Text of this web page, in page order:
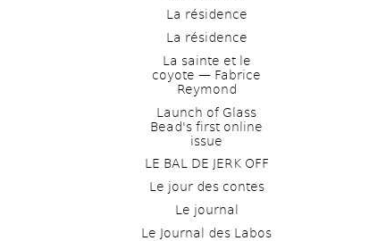
La résidence
La résidence
La sainte et le
coyote — Fabrice
Reymond
Launch of Glass
Bead's first online
issue
LE BAL DE JERK OFF
Le jour des contes
Le journal
Le Journal des Labos